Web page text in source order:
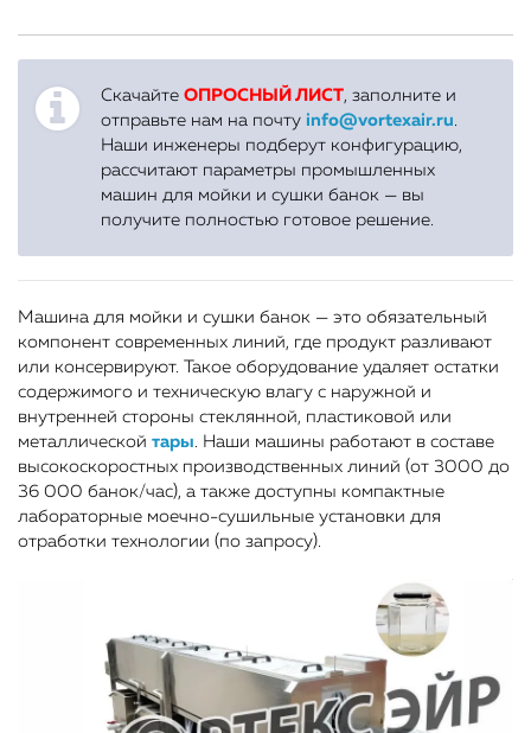
Скачайте ОПРОСНЫЙ ЛИСТ, заполните и
отправьте нам на почту info@vortexair.ru.
Наши инженеры подберут конфигурацию,
рассчитают параметры промышленных
машин для мойки и сушки банок — вы
получите полностью готовое решение.
Машина для мойки и сушки банок — это обязательный
компонент современных линий, где продукт разливают
или консервируют. Такое оборудование удаляет остатки
содержимого и техническую влагу с наружной и
внутренней стороны стеклянной, пластиковой или
металлической тары. Наши машины работают в составе
высокоскоростных производственных линий (от 3000 до
36 000 банок/час), а также доступны компактные
лабораторные моечно-сушильные установки для
отработки технологии (по запросу).